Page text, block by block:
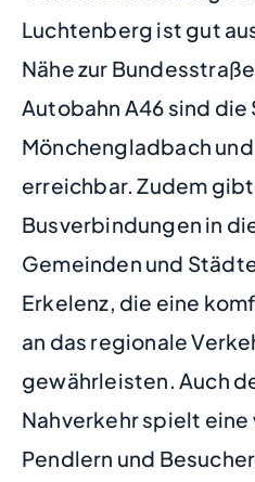
Luchtenberg ist gut
Nähe zur Bundesstraße
Autobahn A46 sind die
Mönchengladbach
erreichbar. Zudem
Busverbindungen in
Gemeinden und
Erkelenz, die eine
an das regionale
gewährleisten. Auch
Nahverkehr spielt
Pendlern und